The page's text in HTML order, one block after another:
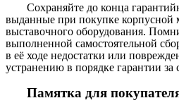
Сохраняйте до конца
выданные при покупке корпусной
выставочного оборудования.
выполненной самостоятельной
в её ходе недостатки или
устранению в порядке гарантии за
Памятка для